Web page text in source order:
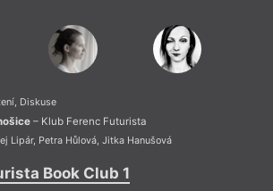
Diskuse
– Klub Ferenc Futurista
Lipár, Petra Hůlová,Jitka Hanušová
Book Club 1